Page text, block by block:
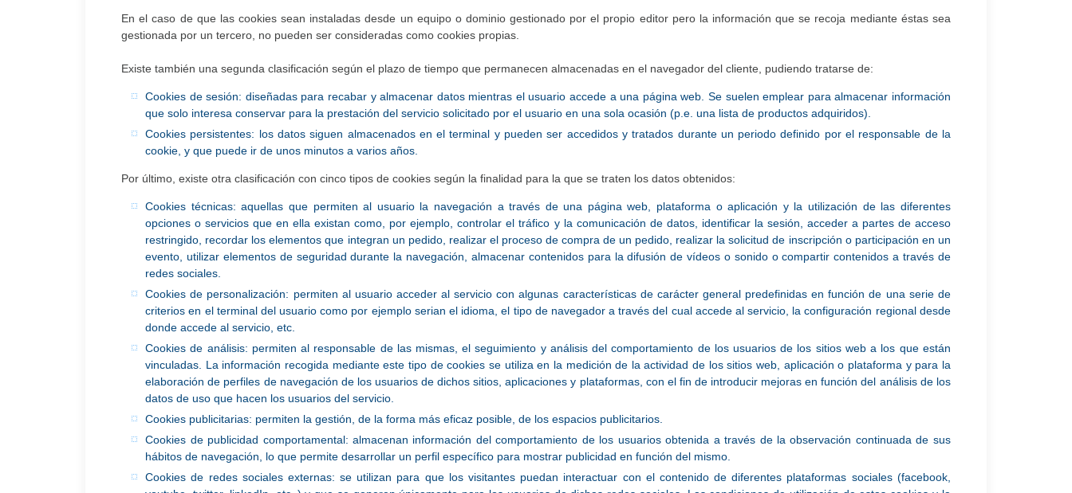
En el caso de que las cookies sean instaladas desde un equipo o dominio gestionado por el propio editor pero la información que se recoja mediante éstas sea
gestionada por un tercero, no pueden ser consideradas como cookies propias.
Existe también una segunda clasificación según el plazo de tiempo que permanecen almacenadas en el navegador del cliente, pudiendo tratarse de:
Cookies de sesión: diseñadas para recabar y almacenar datos mientras el usuario accede a una página web. Se suelen emplear para almacenar información
que solo interesa conservar para la prestación del servicio solicitado por el usuario en una sola ocasión (p.e. una lista de productos adquiridos).
Cookies persistentes: los datos siguen almacenados en el terminal y pueden ser accedidos y tratados durante un periodo definido por el responsable de la
cookie, y que puede ir de unos minutos a varios años.
Por último, existe otra clasificación con cinco tipos de cookies según la finalidad para la que se traten los datos obtenidos:
Cookies técnicas: aquellas que permiten al usuario la navegación a través de una página web, plataforma o aplicación y la utilización de las diferentes
opciones o servicios que en ella existan como, por ejemplo, controlar el tráfico y la comunicación de datos, identificar la sesión, acceder a partes de acceso
restringido, recordar los elementos que integran un pedido, realizar el proceso de compra de un pedido, realizar la solicitud de inscripción o participación en un
evento, utilizar elementos de seguridad durante la navegación, almacenar contenidos para la difusión de vídeos o sonido o compartir contenidos a través de
redes sociales.
Cookies de personalización: permiten al usuario acceder al servicio con algunas características de carácter general predefinidas en función de una serie de
criterios en el terminal del usuario como por ejemplo serian el idioma, el tipo de navegador a través del cual accede al servicio, la configuración regional desde
donde accede al servicio, etc.
Cookies de análisis: permiten al responsable de las mismas, el seguimiento y análisis del comportamiento de los usuarios de los sitios web a los que están
vinculadas. La información recogida mediante este tipo de cookies se utiliza en la medición de la actividad de los sitios web, aplicación o plataforma y para la
elaboración de perfiles de navegación de los usuarios de dichos sitios, aplicaciones y plataformas, con el fin de introducir mejoras en función del análisis de los
datos de uso que hacen los usuarios del servicio.
Cookies publicitarias: permiten la gestión, de la forma más eficaz posible, de los espacios publicitarios.
Cookies de publicidad comportamental: almacenan información del comportamiento de los usuarios obtenida a través de la observación continuada de sus
hábitos de navegación, lo que permite desarrollar un perfil específico para mostrar publicidad en función del mismo.
Cookies de redes sociales externas: se utilizan para que los visitantes puedan interactuar con el contenido de diferentes plataformas sociales (facebook,